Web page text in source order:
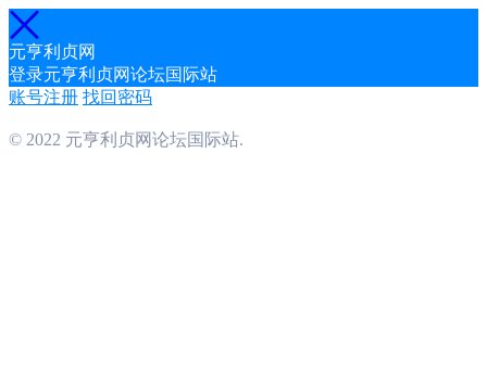
元亨利贞网
登录元亨利贞网论坛国际站
账号注册 找回密码
© 2022 元亨利贞网论坛国际站.